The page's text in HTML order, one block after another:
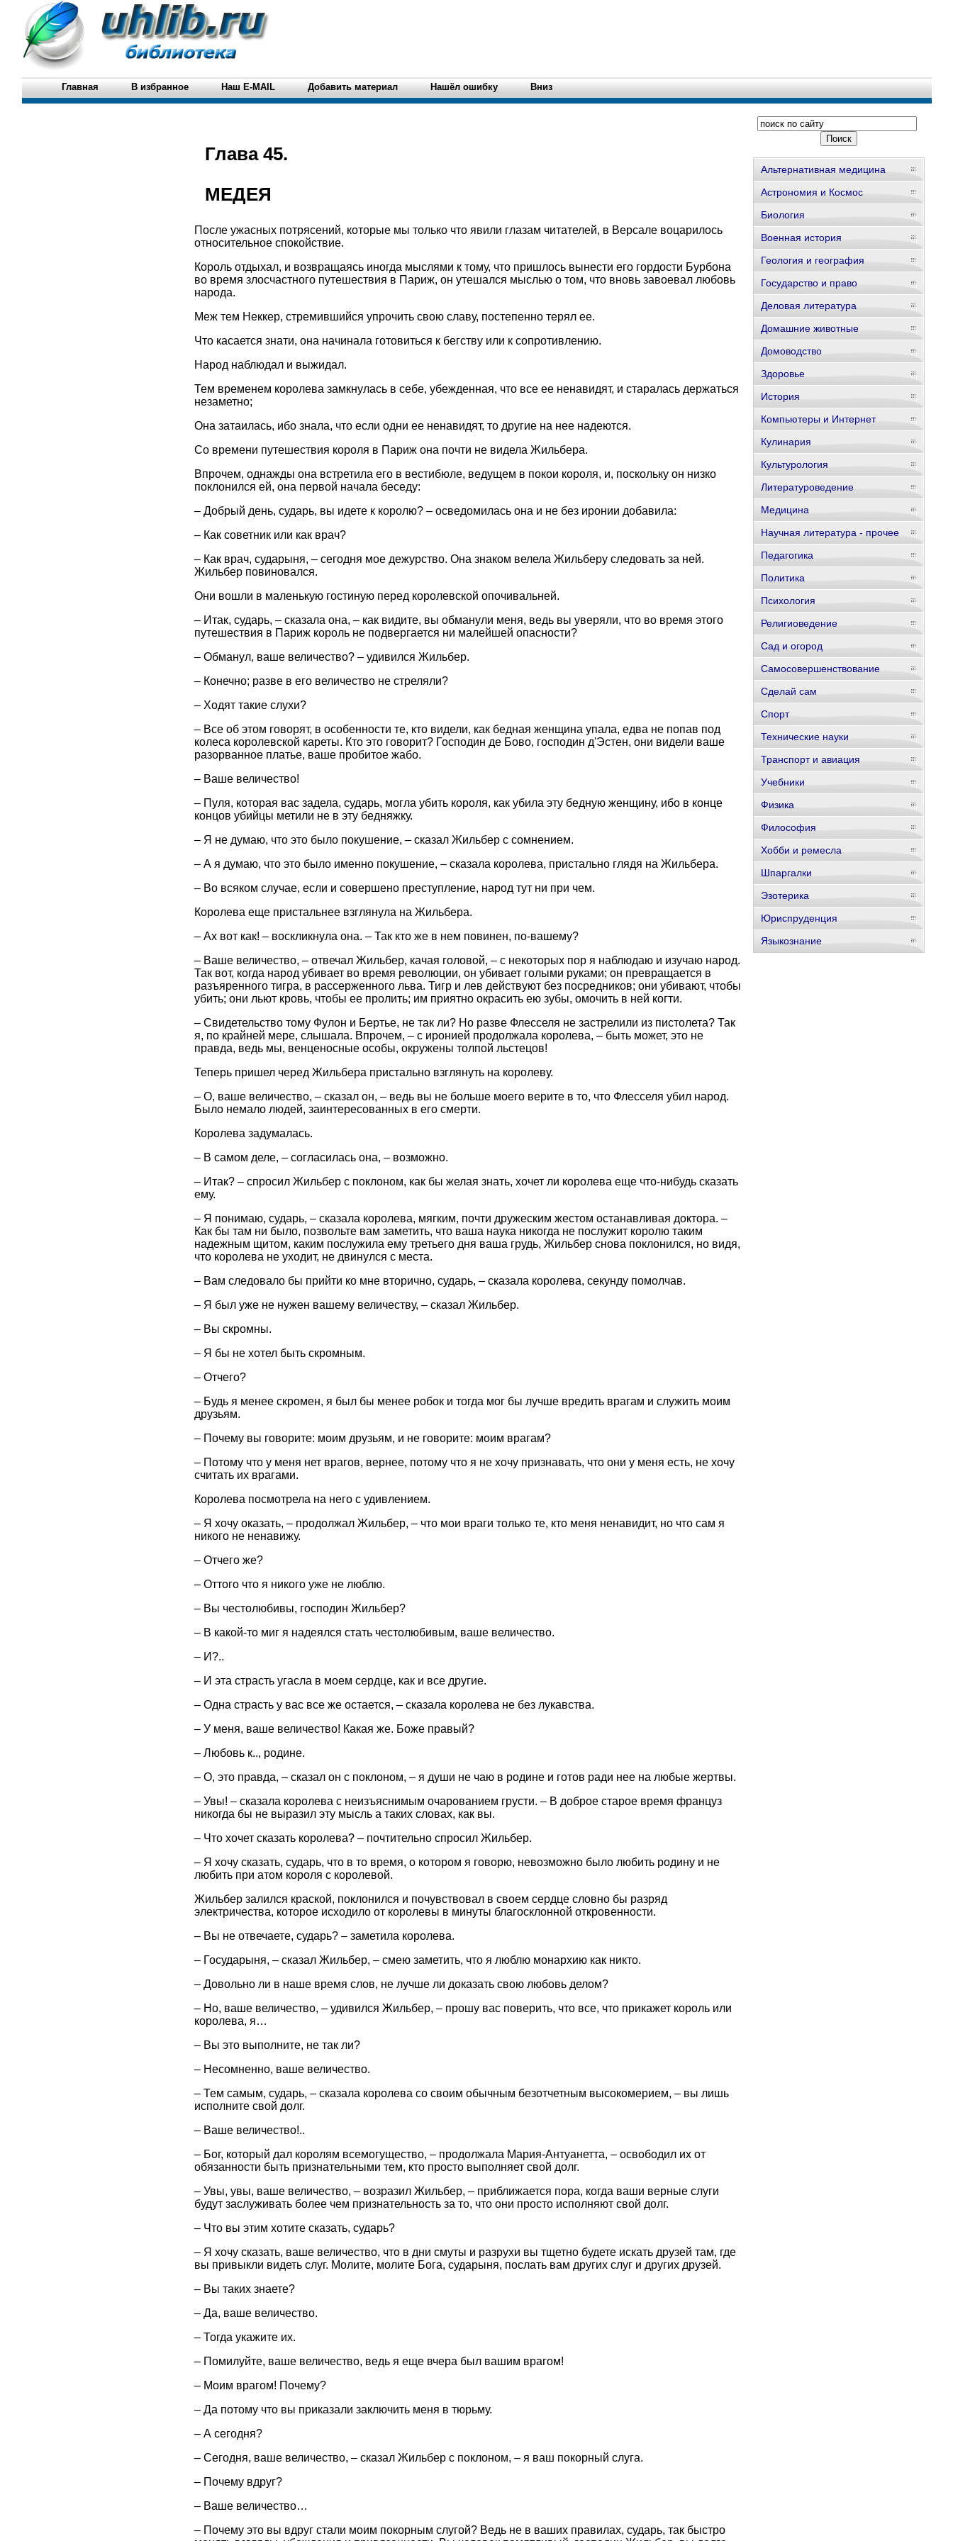
Главная В избранное Наш E-MAIL Добавить материал Нашёл ошибку Вниз
Глава 45.
МЕДЕЯ
После ужасных потрясений, которые мы только что явили глазам читателей, в Версале воцарилось
относительное спокойствие.
Король отдыхал, и возвращаясь иногда мыслями к тому, что пришлось вынести его гордости Бурбона
во время злосчастного путешествия в Париж, он утешался мыслью о том, что вновь завоевал любовь
народа.
Меж тем Неккер, стремившийся упрочить свою славу, постепенно терял ее.
Что касается знати, она начинала готовиться к бегству или к сопротивлению.
Народ наблюдал и выжидал.
Тем временем королева замкнулась в себе, убежденная, что все ее ненавидят, и старалась держаться
незаметно;
Она затаилась, ибо знала, что если одни ее ненавидят, то другие на нее надеются.
Со времени путешествия короля в Париж она почти не видела Жильбера.
Впрочем, однажды она встретила его в вестибюле, ведущем в покои короля, и, поскольку он низко
поклонился ей, она первой начала беседу:
– Добрый день, сударь, вы идете к королю? – осведомилась она и не без иронии добавила:
– Как советник или как врач?
– Как врач, сударыня, – сегодня мое дежурство. Она знаком велела Жильберу следовать за ней.
Жильбер повиновался.
Они вошли в маленькую гостиную перед королевской опочивальней.
– Итак, сударь, – сказала она, – как видите, вы обманули меня, ведь вы уверяли, что во время этого
путешествия в Париж король не подвергается ни малейшей опасности?
– Обманул, ваше величество? – удивился Жильбер.
– Конечно; разве в его величество не стреляли?
– Ходят такие слухи?
– Все об этом говорят, в особенности те, кто видели, как бедная женщина упала, едва не попав под
колеса королевской кареты. Кто это говорит? Господин де Бово, господин д'Эстен, они видели ваше
разорванное платье, ваше пробитое жабо.
– Ваше величество!
– Пуля, которая вас задела, сударь, могла убить короля, как убила эту бедную женщину, ибо в конце
концов убийцы метили не в эту бедняжку.
– Я не думаю, что это было покушение, – сказал Жильбер с сомнением.
– А я думаю, что это было именно покушение, – сказала королева, пристально глядя на Жильбера.
– Во всяком случае, если и совершено преступление, народ тут ни при чем.
Королева еще пристальнее взглянула на Жильбера.
– Ах вот как! – воскликнула она. – Так кто же в нем повинен, по-вашему?
– Ваше величество, – отвечал Жильбер, качая головой, – с некоторых пор я наблюдаю и изучаю народ.
Так вот, когда народ убивает во время революции, он убивает голыми руками; он превращается в
разъяренного тигра, в рассерженного льва. Тигр и лев действуют без посредников; они убивают, чтобы
убить; они льют кровь, чтобы ее пролить; им приятно окрасить ею зубы, омочить в ней когти.
– Свидетельство тому Фулон и Бертье, не так ли? Но разве Флесселя не застрелили из пистолета? Так
я, по крайней мере, слышала. Впрочем, – с иронией продолжала королева, – быть может, это не
правда, ведь мы, венценосные особы, окружены толпой льстецов!
Теперь пришел черед Жильбера пристально взглянуть на королеву.
– О, ваше величество, – сказал он, – ведь вы не больше моего верите в то, что Флесселя убил народ.
Было немало людей, заинтересованных в его смерти.
Королева задумалась.
– В самом деле, – согласилась она, – возможно.
– Итак? – спросил Жильбер с поклоном, как бы желая знать, хочет ли королева еще что-нибудь сказать
ему.
– Я понимаю, сударь, – сказала королева, мягким, почти дружеским жестом останавливая доктора. –
Как бы там ни было, позвольте вам заметить, что ваша наука никогда не послужит королю таким
надежным щитом, каким послужила ему третьего дня ваша грудь, Жильбер снова поклонился, но видя,
что королева не уходит, не двинулся с места.
– Вам следовало бы прийти ко мне вторично, сударь, – сказала королева, секунду помолчав.
– Я был уже не нужен вашему величеству, – сказал Жильбер.
– Вы скромны.
– Я бы не хотел быть скромным.
– Отчего?
– Будь я менее скромен, я был бы менее робок и тогда мог бы лучше вредить врагам и служить моим
друзьям.
– Почему вы говорите: моим друзьям, и не говорите: моим врагам?
– Потому что у меня нет врагов, вернее, потому что я не хочу признавать, что они у меня есть, не хочу
считать их врагами.
Королева посмотрела на него с удивлением.
– Я хочу оказать, – продолжал Жильбер, – что мои враги только те, кто меня ненавидит, но что сам я
никого не ненавижу.
– Отчего же?
– Оттого что я никого уже не люблю.
– Вы честолюбивы, господин Жильбер?
– В какой-то миг я надеялся стать честолюбивым, ваше величество.
– И?..
– И эта страсть угасла в моем сердце, как и все другие.
– Одна страсть у вас все же остается, – сказала королева не без лукавства.
– У меня, ваше величество! Какая же. Боже правый?
– Любовь к.., родине.
– О, это правда, – сказал он с поклоном, – я души не чаю в родине и готов ради нее на любые жертвы.
– Увы! – сказала королева с неизъяснимым очарованием грусти. – В доброе старое время француз
никогда бы не выразил эту мысль а таких словах, как вы.
– Что хочет сказать королева? – почтительно спросил Жильбер.
– Я хочу сказать, сударь, что в то время, о котором я говорю, невозможно было любить родину и не
любить при атом короля с королевой.
Жильбер залился краской, поклонился и почувствовал в своем сердце словно бы разряд
электричества, которое исходило от королевы в минуты благосклонной откровенности.
– Вы не отвечаете, сударь? – заметила королева.
– Государыня, – сказал Жильбер, – смею заметить, что я люблю монархию как никто.
– Довольно ли в наше время слов, не лучше ли доказать свою любовь делом?
– Но, ваше величество, – удивился Жильбер, – прошу вас поверить, что все, что прикажет король или
королева, я…
– Вы это выполните, не так ли?
– Несомненно, ваше величество.
– Тем самым, сударь, – сказала королева со своим обычным безотчетным высокомерием, – вы лишь
исполните свой долг.
– Ваше величество!..
– Бог, который дал королям всемогущество, – продолжала Мария-Антуанетта, – освободил их от
обязанности быть признательными тем, кто просто выполняет свой долг.
– Увы, увы, ваше величество, – возразил Жильбер, – приближается пора, когда ваши верные слуги
будут заслуживать более чем признательность за то, что они просто исполняют свой долг.
– Что вы этим хотите сказать, сударь?
– Я хочу сказать, ваше величество, что в дни смуты и разрухи вы тщетно будете искать друзей там, где
вы привыкли видеть слуг. Молите, молите Бога, сударыня, послать вам других слуг и других друзей.
– Вы таких знаете?
– Да, ваше величество.
– Тогда укажите их.
– Помилуйте, ваше величество, ведь я еще вчера был вашим врагом!
– Моим врагом! Почему?
– Да потому что вы приказали заключить меня в тюрьму.
– А сегодня?
– Сегодня, ваше величество, – сказал Жильбер с поклоном, – я ваш покорный слуга.
– Почему вдруг?
– Ваше величество…
– Почему это вы вдруг стали моим покорным слугой? Ведь не в ваших правилах, сударь, так быстро
Альтернативная медицина
Астрономия и Космос
Биология
Военная история
Геология и география
Государство и право
Деловая литература
Домашние животные
Домоводство
Здоровье
История
Компьютеры и Интернет
Кулинария
Культурология
Литературоведение
Медицина
Научная литература - прочее
Педагогика
Политика
Психология
Религиоведение
Сад и огород
Самосовершенствование
Сделай сам
Спорт
Технические науки
Транспорт и авиация
Учебники
Физика
Философия
Хобби и ремесла
Шпаргалки
Эзотерика
Юриспруденция
Языкознание